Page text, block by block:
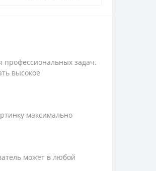
профессиональных задач.
высокое
максимально
может в любой